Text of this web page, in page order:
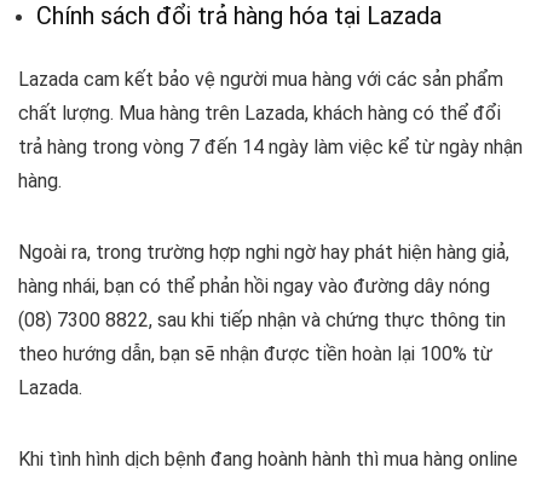
Chính sách đổi trả hàng hóa tại Lazada
Lazada cam kết bảo vệ người mua hàng với các sản phẩm
chất lượng. Mua hàng trên Lazada, khách hàng có thể đổi
trả hàng trong vòng 7 đến 14 ngày làm việc kể từ ngày nhận
hàng.
Ngoài ra, trong trường hợp nghi ngờ hay phát hiện hàng giả,
hàng nhái, bạn có thể phản hồi ngay vào đường dây nóng
(08) 7300 8822, sau khi tiếp nhận và chứng thực thông tin
theo hướng dẫn, bạn sẽ nhận được tiền hoàn lại 100% từ
Lazada.
Khi tình hình dịch bệnh đang hoành hành thì mua hàng online